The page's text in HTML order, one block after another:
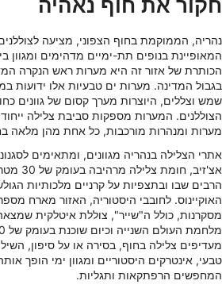
חקור את חוף נאהיה
נהריה, הממוקמת בחוף הצפוני, מציעה לצוללנים
המאופיינת בנופים תת-ימיים מדהימים ומגוון
הכותרת של אזור זה היא מערות ראש הנקרה
בגבול המדינה. מערות ים טבעיות אלו ידועות
שמש וצללים, היוצרות מערך קסום של גוונים
הצוללנים. המערות מספקות סביבת צלילה
מערות ומנהרות מורכבות, כל אחת מהן מלאה
אתרי הצלילה בנהריה מגוונים, ומתאימים
אצ'זיב,
הרבים שבו ובתצפיות על קרניים מלכותיות
האוקיינוס. לחובבי היסטוריה, האזור מארח
מסקרנות, כולל ה"שייר", צוללת איטלקית
מעדיפים צלילה בחוף, בסירה או על סיפון,
טבעי, אינטרקים היסטוריים ומגוון ימי הופך
המחפשים הרפתקאות ותגליות.